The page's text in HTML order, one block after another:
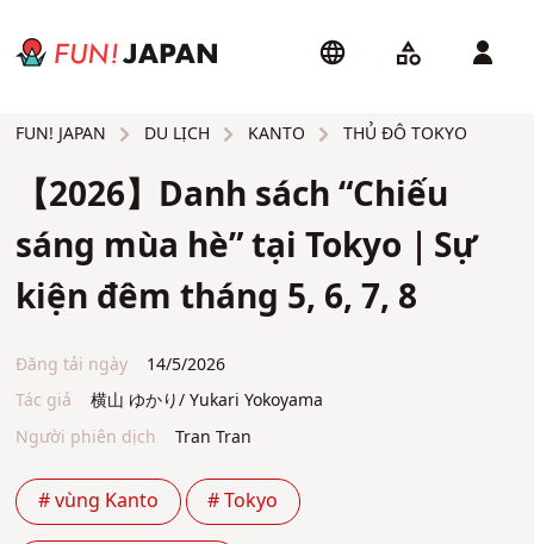
FUN! JAPAN DU LỊCH KANTO THỦ ĐÔ TOKYO
【2026】Danh sách “Chiếu
sáng mùa hè” tại Tokyo｜Sự
kiện đêm tháng 5, 6, 7, 8
Đăng tải ngày
14/5/2026
Tác giả
横山 ゆかり/ Yukari Yokoyama
Người phiên dịch
Tran Tran
# vùng Kanto # Tokyo